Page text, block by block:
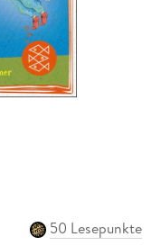
50 Lesepunkte